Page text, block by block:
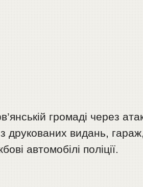
громаді через
друкованих видань,
автомобілі поліції.